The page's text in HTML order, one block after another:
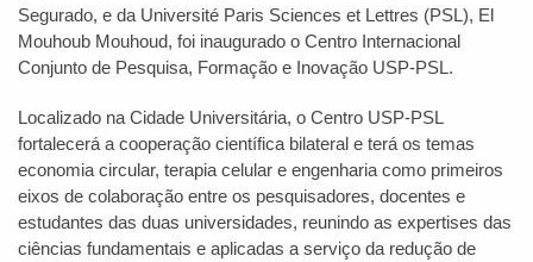
Segurado, e da Université Paris Sciences et Lettres (PSL), El
Mouhoub Mouhoud, foi inaugurado o Centro Internacional
Conjunto de Pesquisa, Formação e Inovação USP-PSL.
Localizado na Cidade Universitária, o Centro USP-PSL
fortalecerá a cooperação científica bilateral e terá os temas
economia circular, terapia celular e engenharia como primeiros
eixos de colaboração entre os pesquisadores, docentes e
estudantes das duas universidades, reunindo as expertises das
ciências fundamentais e aplicadas a serviço da redução de